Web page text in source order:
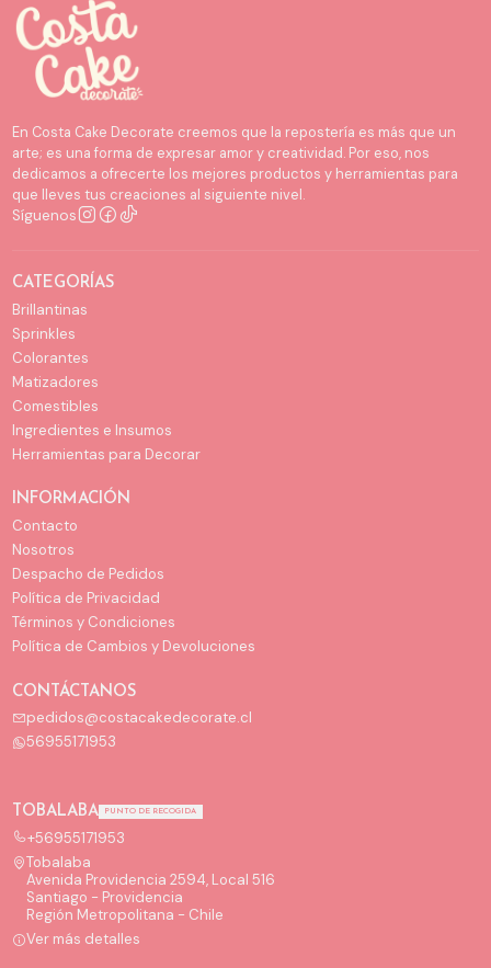
En Costa Cake Decorate creemos que la repostería es más que un
arte; es una forma de expresar amor y creatividad. Por eso, nos
dedicamos a ofrecerte los mejores productos y herramientas para
que lleves tus creaciones al siguiente nivel.
Síguenos
CATEGORÍAS
Brillantinas
Sprinkles
Colorantes
Matizadores
Comestibles
Ingredientes e Insumos
Herramientas para Decorar
INFORMACIÓN
Contacto
Nosotros
Despacho de Pedidos
Política de Privacidad
Términos y Condiciones
Política de Cambios y Devoluciones
CONTÁCTANOS
pedidos@costacakedecorate.cl
56955171953
TOBALABA PUNTO DE RECOGIDA
+56955171953
Tobalaba
Avenida Providencia 2594, Local 516
Santiago - Providencia
Región Metropolitana - Chile
Ver más detalles